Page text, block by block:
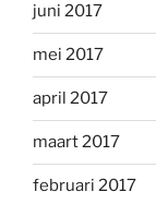
juni 2017
mei 2017
april 2017
maart 2017
februari 2017